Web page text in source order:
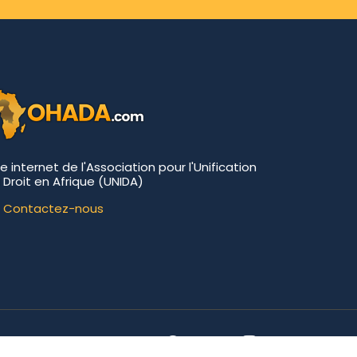
internet de l'Association pour l'Unification
en Afrique (UNIDA)
Contactez-nous